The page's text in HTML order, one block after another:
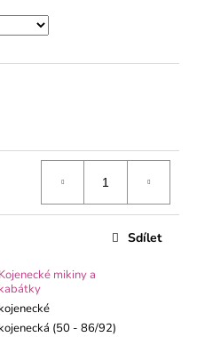
Kojenecké mikiny a
kabátky
kojenecké
kojenecká (50 - 86/92)
Sdílet